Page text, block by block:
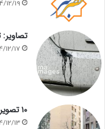
12/19
تصاویر:
12/17
۱۰ تصویر از خسارت حمله هوایی به خیابان‌های تهران
12/13